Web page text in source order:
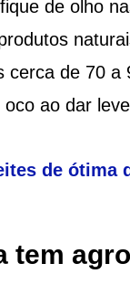
de olho
cerca de 70
ao dar
de ótima
tem